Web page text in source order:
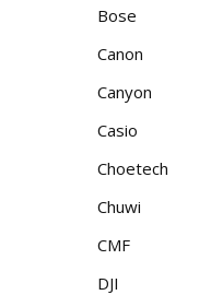
Bose
Canon
Canyon
Casio
Choetech
Chuwi
CMF
DJI